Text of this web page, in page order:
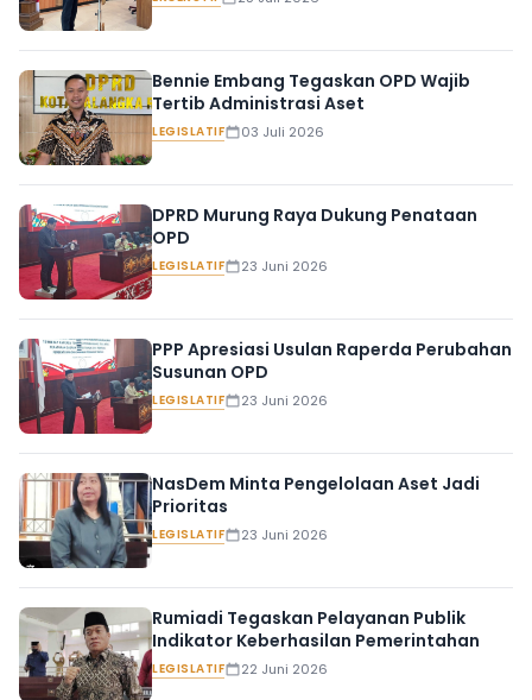
Bennie Embang Tegaskan OPD Wajib
Tertib Administrasi Aset
LEGISLATIF 03 Juli 2026
DPRD Murung Raya Dukung Penataan
OPD
LEGISLATIF 23 Juni 2026
PPP Apresiasi Usulan Raperda Perubahan
Susunan OPD
LEGISLATIF 23 Juni 2026
NasDem Minta Pengelolaan Aset Jadi
Prioritas
LEGISLATIF 23 Juni 2026
Rumiadi Tegaskan Pelayanan Publik
Indikator Keberhasilan Pemerintahan
LEGISLATIF 22 Juni 2026